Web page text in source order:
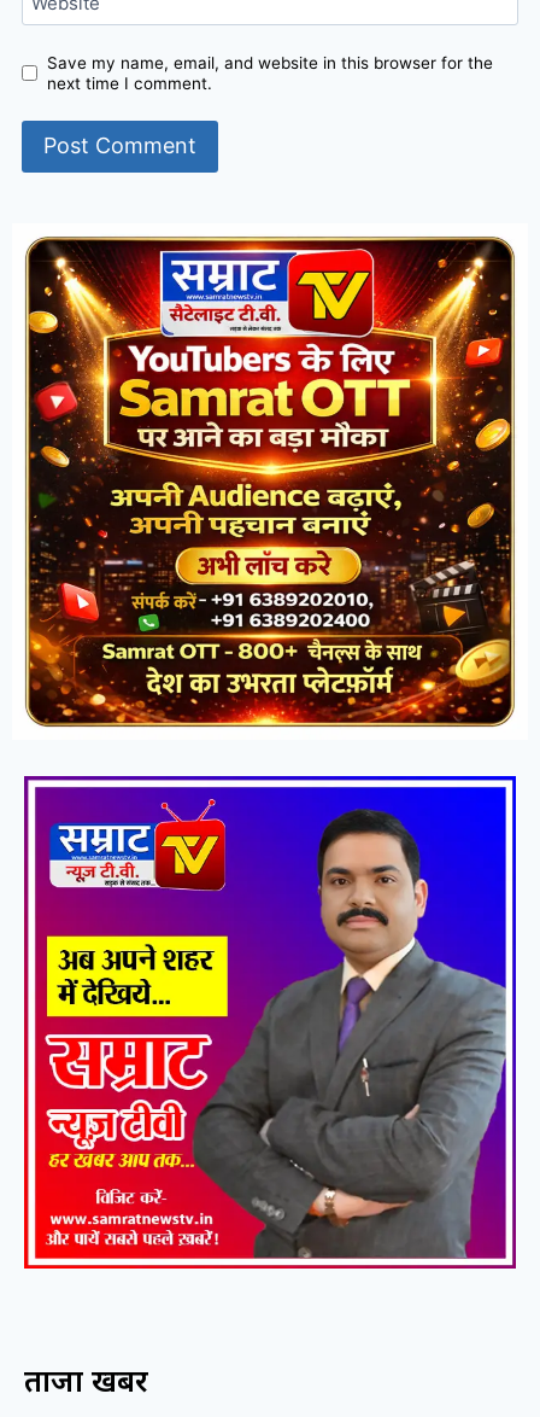
Save my name, email, and website in this browser for the
next time I comment.
ताजा खबरें